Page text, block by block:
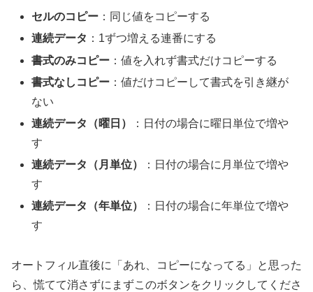
セルのコピー ：同じ値をコピーする
連続データ ：1ずつ増える連番にする
書式のみコピー ：値を入れず書式だけコピーする
書式なしコピー ：値だけコピーして書式を引き継が
ない
連続データ（曜日）
：日付の場合に曜日単位で増や
す
連続データ（月単位）
：日付の場合に月単位で増や
す
連続データ（年単位）
：日付の場合に年単位で増や
す
オートフィル直後に「あれ、コピーになってる」と思った
ら、慌てて消さずにまずこのボタンをクリックしてくださ